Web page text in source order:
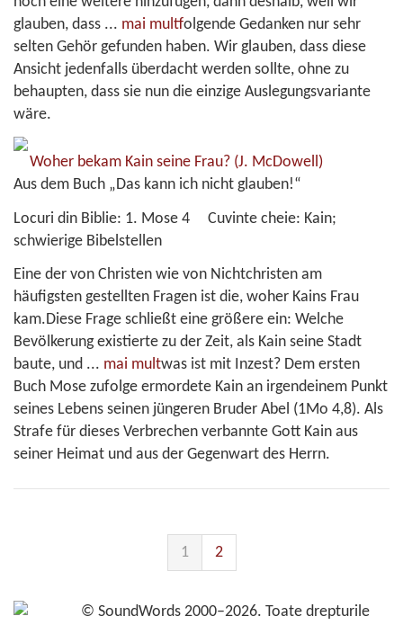
glauben, dass ... mai multfolgende Gedanken nur sehr
selten Gehör gefunden haben. Wir glauben, dass diese
Ansicht jedenfalls überdacht werden sollte, ohne zu
behaupten, dass sie nun die einzige Auslegungsvariante
wäre.
Woher bekam Kain seine Frau? (J. McDowell)
Aus dem Buch „Das kann ich nicht glauben!“
Locuri din Biblie: 1. Mose 4 Cuvinte cheie: Kain;
schwierige Bibelstellen
Eine der von Christen wie von Nichtchristen am
häufigsten gestellten Fragen ist die, woher Kains Frau
kam.Diese Frage schließt eine größere ein: Welche
Bevölkerung existierte zu der Zeit, als Kain seine Stadt
baute, und ... mai multwas ist mit Inzest? Dem ersten
Buch Mose zufolge ermordete Kain an irgendeinem Punkt
seines Lebens seinen jüngeren Bruder Abel (1Mo 4,8). Als
Strafe für dieses Verbrechen verbannte Gott Kain aus
seiner Heimat und aus der Gegenwart des Herrn.
1 2
© SoundWords2000–2026. Toate drepturile